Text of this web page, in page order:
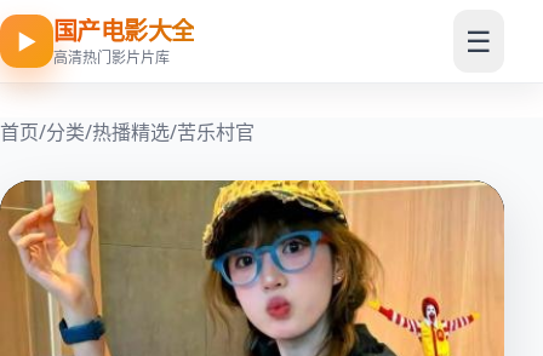
▶ 国产电影大全
高清热门影片片库 ☰
首页/分类/热播精选/苦乐村官